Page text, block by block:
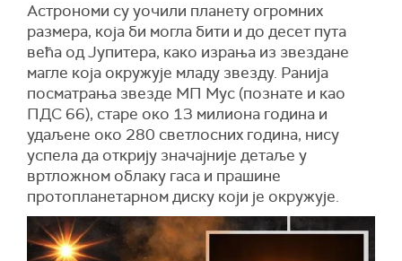
Астрономи су уочили планету огромних
размера, која би могла бити и до десет пута
већа од Јупитера, како израња из звездане
магле која окружује младу звезду. Ранија
посматрања звезде МП Мус (познате и као
ПДС 66), старе око 13 милиона година и
удаљене око 280 светлосних година, нису
успела да открију значајније детаље у
вртложном облаку гаса и прашине
протопланетарном диску који је окружује.